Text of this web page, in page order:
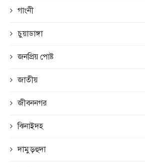
গাংনী
চুয়াডাঙ্গা
জনপ্রিয় পোষ্ট
জাতীয়
জীবননগর
ঝিনাইদহ
দামুড়হুদা